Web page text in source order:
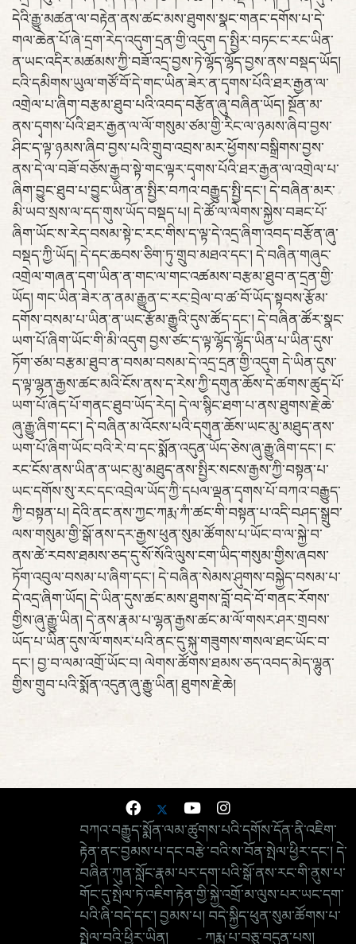
དེའི་རྒྱུ་མཚན་ལ་བརྟེན་ནས་ཚང་མས་ཐུགས་སྣང་གནང་དགོས་པ་དེ་
གལ་ཆེན་པོ་ཞེ་དྲག་རེད་འདུག་དྲན་གྱི་འདུག ད་སྤྱིར་བཏང་ང་རང་ཡིན་
ན་ཡང་འདིར་མཚམས་ཀྱི་བཟོ་འདྲ་བྱས་ཏེ་ལྷོད་ལྷོད་བྱས་ནས་བསྡད་ཡོད།
ངའི་དམིགས་ཡུལ་གཙོ་བོ་དེ་གང་ཡིན་ཟེར་ན་དྭགས་པོའི་ཐར་རྒྱན་ལ་
འགྲེལ་པ་ཞིག་བརྩམ་ཐུབ་པའི་འབད་བརྩོན་ཞུ་བཞིན་ཡོད། སྔོན་མ་
ནས་དྭགས་པོའི་ཐར་རྒྱན་ལ་ལོ་གསུམ་ཙམ་གྱི་རིང་ལ་ཉམས་ཞིབ་བྱས་
ཤིང་ད་ལྟ་ཉམས་ཞིབ་བྱས་པའི་གྲུབ་འབྲས་མར་ཕྱོགས་བསྒྲིགས་བྱས་
ནས་དེ་ལ་བཟོ་བཅོས་རྒྱབ་སྟེ་གང་ལྟར་དྭགས་པོའི་ཐར་རྒྱན་ལ་འགྲེལ་པ་
ཞིག་བྱུང་ཐུབ་པ་བྱུང་ཡིན་ན་སྤྱིར་བཀའ་བརྒྱུད་སྤྱི་དང་། དེ་བཞིན་མར་
མི་ཡབ་སྲས་ལ་དད་གུས་ཡོད་བསྡད་པ། དེ་ཚོ་ལ་ལེགས་སྐྱེས་བཟང་པོ་
ཞིག་ཡོང་ས་རེད་བསམ་སྟེ་ང་རང་གིས་ད་ལྟ་དེ་འདྲ་ཞིག་འབད་བརྩོན་ཞུ་
བསྡད་ཀྱི་ཡོད། དེ་དང་ཆབས་ཅིག་ཏུ་གྲུབ་མཐའ་དང་། དེ་བཞིན་གཞུང་
འགྲེལ་གཞན་དག་ཡིན་ན་གང་ལ་གང་འཚམས་བརྩམ་ཐུབ་ན་དྲན་གྱི་
ཡོད། གང་ཡིན་ཟེར་ན་ནམ་རྒྱུན་ང་རང་བྲེལ་བ་ཚ་བོ་ཡོད་སྟབས་རྩོམ་
དགོས་བསམ་པ་ཡིན་ན་ཡང་རྩོམ་རྒྱུའི་དུས་ཚོད་དང་། དེ་བཞིན་ཚོར་སྣང་
ཡག་པོ་ཞིག་ཡོང་གི་མི་འདུག བྱས་ཙང་ད་ལྟ་ལྷོད་ལྷོད་ཡིན་པ་ཡིན་དུས་
ཏོག་ཙམ་བརྩམ་ཐུབ་ན་བསམ་བསམ་དེ་འདྲ་དྲན་གྱི་འདུག དེ་ཡིན་དུས་
ད་ལྟ་ལྷན་རྒྱས་ཚང་མའི་ངོས་ནས་ད་རེས་ཀྱི་དགུན་ཆོས་དེ་ཚགས་ཚུད་པོ་
ཡག་པོ་ཞེད་པོ་གནང་ཐུབ་ཡོད་རེད། དེ་ལ་སྙིང་ཐག་པ་ནས་ཐུགས་རྗེ་ཆེ་
ཞུ་རྒྱུ་ཞིག་དང་། དེ་བཞིན་མ་འོངས་པའི་དགུན་ཆོས་ཡང་མུ་མཐུད་ནས་
ཡག་པོ་ཞིག་ཡོང་བའི་རེ་བ་དང་སྨོན་འདུན་ཡོད་ཅེས་ཞུ་རྒྱུ་ཞིག་དང་། ང་
རང་ངོས་ནས་ཡིན་ན་ཡང་མུ་མཐུད་ནས་སྤྱིར་སངས་རྒྱས་ཀྱི་བསྟན་པ་
ཡང་དགོས་སུ་རང་དང་འབྲེལ་ཡོད་ཀྱི་དཔལ་ལྡན་དྭགས་པོ་བཀའ་བརྒྱུད་
ཀྱི་བསྟན་པ། དེའི་ནང་ནས་ཀྱང་ཀརྨ་ཀཾ་ཚང་གི་བསྟན་པ་འདི་བཤད་སྒྲུབ་
ལས་གསུམ་གྱི་སྒོ་ནས་དར་རྒྱས་ཕུན་སུམ་ཚོགས་པ་ཡོང་བ་ལ་སྐྱེ་བ་
ནས་ཚེ་རབས་ཐམས་ཅད་དུ་སོ་སོའི་ལུས་ངག་ཡིད་གསུམ་གྱིས་ཞབས་
ཏོག་འབུལ་བསམ་པ་ཞིག་དང་། དེ་བཞིན་སེམས་ཤུགས་བསྐྱེད་བསམ་པ་
དེ་འདྲ་ཞིག་ཡོད། དེ་ཡིན་དུས་ཚང་མས་ཐུགས་བློ་བདེ་བོ་གནང་རོགས་
གྱིས་ཞུ་རྒྱུ་ཡིན། དེ་ནས་རྣམ་པ་ལྷན་རྒྱས་ཚང་མ་ལོ་གསར་ཤར་གྲབས་
ཡོད་པ་ཡིན་དུས་ལོ་གསར་པའི་ནང་དུ་སྐུ་གཟུགས་གསལ་ཐང་ཡོང་བ་
དང་། བྱ་བ་ལམ་འགྲོ་ཡོང་བ། ལེགས་ཚོགས་ཐམས་ཅད་འབད་མེད་ལྷུན་
གྱིས་གྲུབ་པའི་སྨོན་འདུན་ཞུ་རྒྱུ་ཡིན། ཐུགས་རྗེ་ཆེ།
བཀའ་བརྒྱུད་སྨོན་ལམ་ཚུགས་པའི་དགོས་དོན་ནི་འཇིག་
རྟེན་ནང་བྱམས་པ་དང་བརྩེ་བའི་ས་བོན་སྤེལ་ཕྱིར་དང་། དེ་
བཞིན་ཀུན་སློང་རྣམ་པར་དག་པའི་སྒོ་ནས་རང་གི་ནུས་པ་
གོང་དུ་སྤེལ་ཏེ་འཇིག་རྟེན་གྱི་སྐྱེ་འགྲོ་མ་ལུས་པར་ཡང་དག་
པའི་ཞི་བདེ་དང་། བྱམས་པ། བདེ་སྐྱིད་ཕུན་སུམ་ཚོགས་པ་
སྤེལ་བའི་ཕྱིར་ཡིན། - ཀརྨ་པ་བཅུ་བདུན་པས།